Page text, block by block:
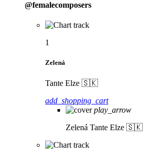
@femalecomposers
1
Zelená
Tante Elze 🇸🇰
add_shopping_cart
play_arrow
Zelená Tante Elze 🇸🇰